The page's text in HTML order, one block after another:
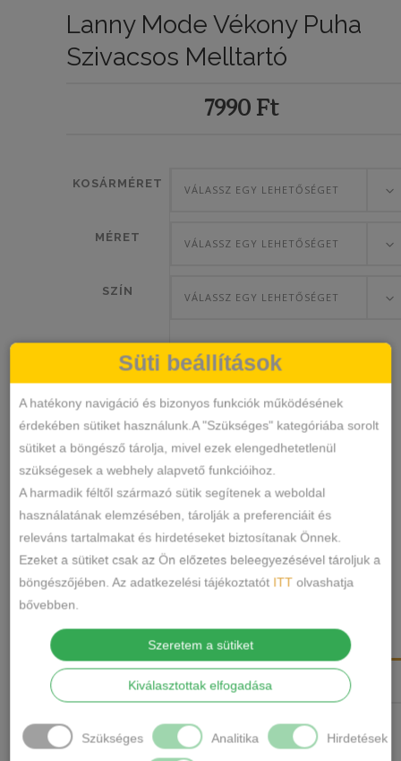
Lanny Mode Vékony Puha
Szivacsos Melltartó
7990 Ft
KOSÁRMÉRET VÁLASSZ EGY LEHETŐSÉGET
MÉRET VÁLASSZ EGY LEHETŐSÉGET
SZÍN VÁLASSZ EGY LEHETŐSÉGET
mode
puha
KOSÁRBA TESZEM
SKU N/A
KATEGÓRIA Melltartó
lanny mode,Lanny mode 3015
szivacsos melltartó
melltartó
Márka:Lanny Mode
MEGOSZTÁS
TOVÁBBI INFORMÁCIÓK
Merevítős. Többrétegű, alaktartó, rugalmas anyagból
készült, csipkeszegéllyel.
Süti beállítások
A hatékony navigáció és bizonyos funkciók működésének
érdekében sütiket használunk.A "Szükséges" kategóriába sorolt
sütiket a böngésző tárolja, mivel ezek elengedhetetlenül
szükségesek a webhely alapvető funkcióihoz.
A harmadik féltől származó sütik segítenek a weboldal
használatának elemzésében, tárolják a preferenciáit és
releváns tartalmakat és hirdetéseket biztosítanak Önnek.
Ezeket a sütiket csak az Ön előzetes beleegyezésével tároljuk a
böngészőjében. Az adatkezelési tájékoztatót ITT olvashatja
bővebben.
Szeretem a sütiket
Kiválasztottak elfogadása
Szükséges Analitika Hirdetések